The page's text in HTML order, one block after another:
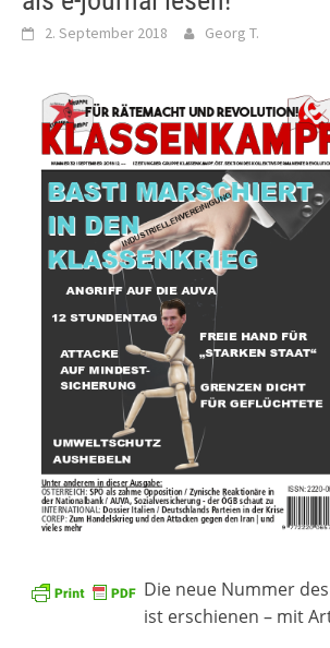
2. September 2018 Georg T.
Die neue Nummer des
ist erschienen – mit